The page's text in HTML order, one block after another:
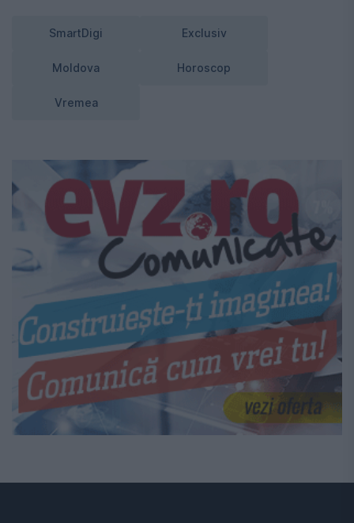
SmartDigi Exclusiv
Moldova Horoscop
Vremea